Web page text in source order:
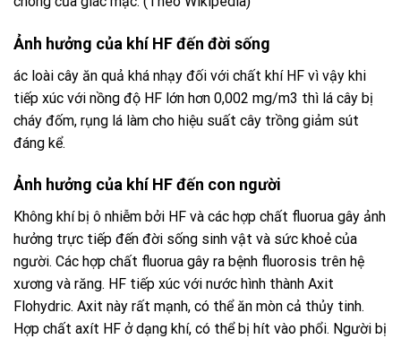
Ảnh hưởng của khí HF đến đời sống
ác loài cây ăn quả khá nhạy đối với chất khí HF vì vậy khi
tiếp xúc với nồng độ HF lớn hơn 0,002 mg/m3 thì lá cây bị
cháy đốm, rụng lá làm cho hiệu suất cây trồng giảm sút
đáng kể.
Ảnh hưởng của khí HF đến con người
Không khí bị ô nhiễm bởi HF và các hợp chất fluorua gây ảnh
hưởng trực tiếp đến đời sống sinh vật và sức khoẻ của
người. Các hợp chất fluorua gây ra bệnh fluorosis trên hệ
xương và răng. HF tiếp xúc với nước hình thành Axit
Flohydric. Axit này rất mạnh, có thể ăn mòn cả thủy tinh.
Hợp chất axít HF ở dạng khí, có thể bị hít vào phổi. Người bị